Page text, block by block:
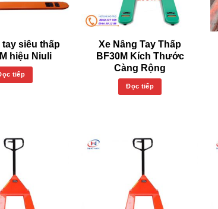
tay siêu thấp
hiệu Niuli
tiếp
Xe Nâng Tay Thấp
BF30M Kích Thước
Càng Rộng
Đọc tiếp